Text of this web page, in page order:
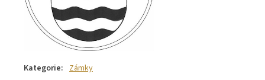
Kategorie: Zámky